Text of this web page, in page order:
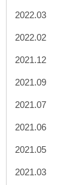
2022.03
2022.02
2021.12
2021.09
2021.07
2021.06
2021.05
2021.03